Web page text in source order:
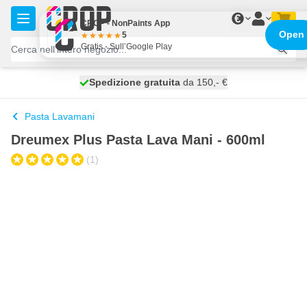
Salta al contenuto
€
spedito domani
Spedizione gratuita da 150,- €
100 giorni
Pasta Lavamani
Dreumex Plus Pasta Lava Mani - 600ml
(1)
CROP - NonPaints App
5
Gratis - Sull’Google Play
Open